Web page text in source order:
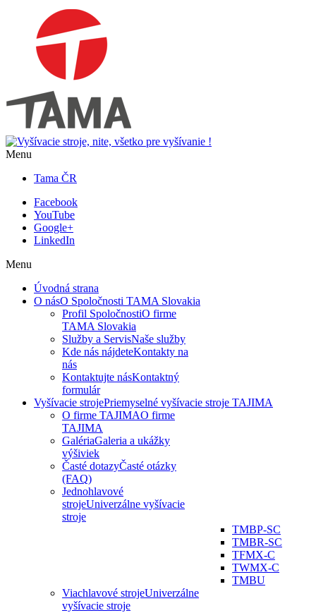
Menu
Tama ČR
Facebook
YouTube
Google+
LinkedIn
Menu
Úvodná strana
O násO Spoločnosti TAMA Slovakia
Profil SpoločnostiO firme
TAMA Slovakia
Služby a ServisNaše služby
Kde nás nájdeteKontakty na
nás
Kontaktujte násKontaktný
formulár
Vyšívacie strojePriemyselné vyšívacie stroje TAJIMA
O firme TAJIMAO firme
TAJIMA
GalériaGaleria a ukážky
výšiviek
Časté dotazyČasté otázky
(FAQ)
Jednohlavové
strojeUniverzálne vyšívacie
stroje
TMBP-SC
TMBR-SC
TFMX-C
TWMX-C
TMBU
Viachlavové strojeUniverzálne
vyšívacie stroje